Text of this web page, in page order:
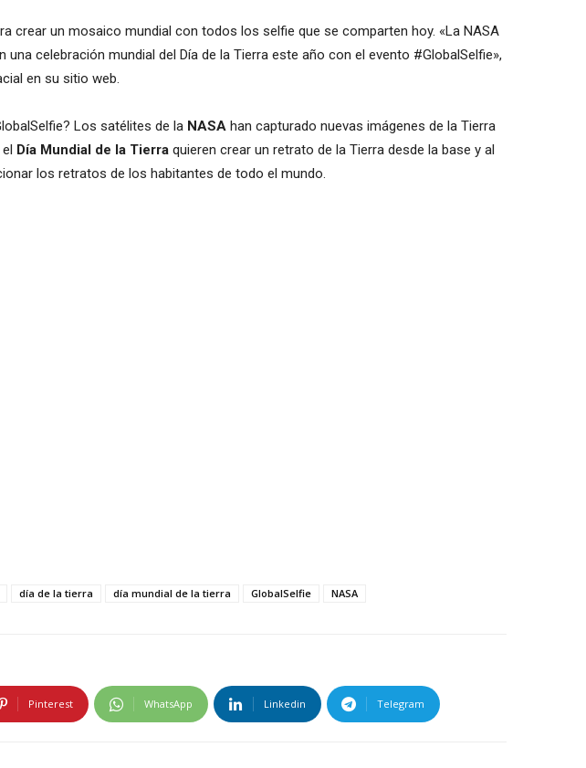
crear un mosaico mundial con todos los selfie que se comparten hoy. «La NASA
una celebración mundial del Día de la Tierra este año con el evento #GlobalSelfie»,
en su sitio web.
Los satélites de la NASA han capturado nuevas imágenes de la Tierra
Día Mundial de la Tierra quieren crear un retrato de la Tierra desde la base y al
los retratos de los habitantes de todo el mundo.
día de la tierra día mundial de la tierra GlobalSelfie NASA
Pinterest WhatsApp Linkedin Telegram